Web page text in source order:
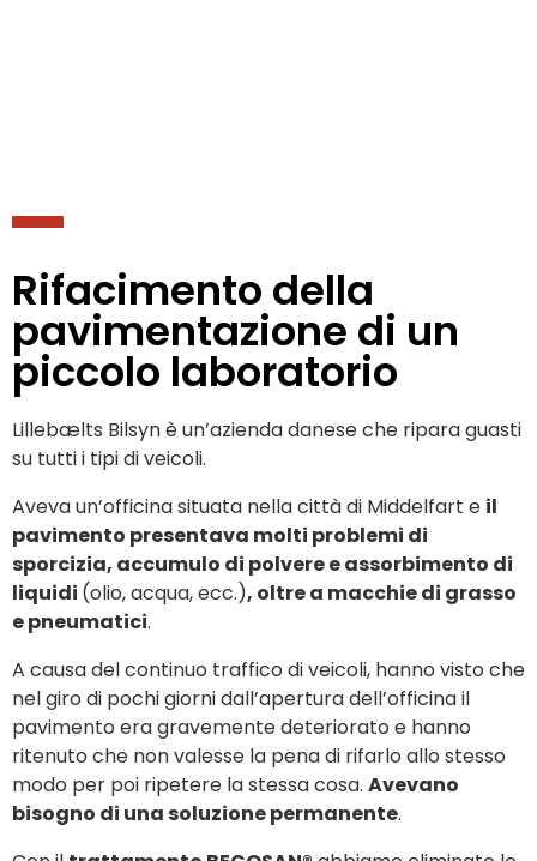
Rifacimento della
pavimentazione di un
piccolo laboratorio
Lillebælts Bilsyn è un’azienda danese che ripara guasti
su tutti i tipi di veicoli.
Aveva un’officina situata nella città di Middelfart e il
pavimento presentava molti problemi di
sporcizia, accumulo di polvere e assorbimento di
liquidi (olio, acqua, ecc.), oltre a macchie di grasso
e pneumatici.
A causa del continuo traffico di veicoli, hanno visto che
nel giro di pochi giorni dall’apertura dell’officina il
pavimento era gravemente deteriorato e hanno
ritenuto che non valesse la pena di rifarlo allo stesso
modo per poi ripetere la stessa cosa. Avevano
bisogno di una soluzione permanente.